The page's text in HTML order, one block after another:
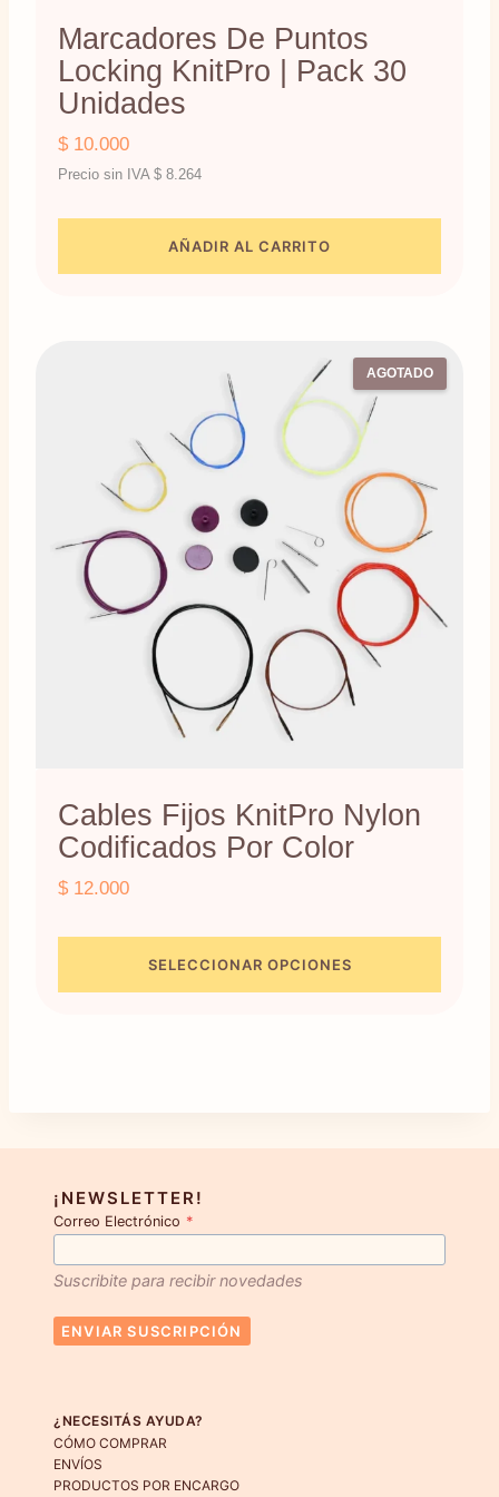
Marcadores De Puntos
Locking KnitPro | Pack 30
Unidades
$ 10.000
Precio sin IVA $ 8.264
AÑADIR AL CARRITO
AGOTADO
Cables Fijos KnitPro Nylon
Codificados Por Color
$ 12.000
SELECCIONAR OPCIONES
opciones
se
elegir
en
la
de
producto
¡NEWSLETTER!
Correo Electrónico *
Suscribite para recibir novedades
ENVIAR SUSCRIPCIÓN
¿NECESITÁS AYUDA?
CÓMO COMPRAR
ENVÍOS
PRODUCTOS POR ENCARGO